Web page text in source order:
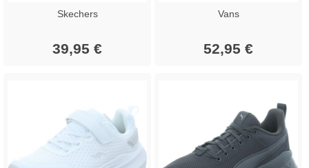
Skechers
39,95 €
Vans
52,95 €